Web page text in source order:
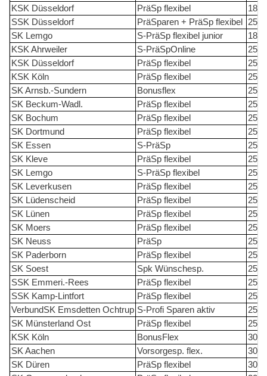
KSK Düsseldorf
PräSp flexibel
18
SSK Düsseldorf
PräSparen + PräSp flexibel 25
SK Lemgo
S-PräSp flexibel junior
18
KSK Ahrweiler
S-PräSpOnline
25
KSK Düsseldorf
PräSp flexibel
25
KSK Köln
PräSp flexibel
25
SK Arnsb.-Sundern
Bonusflex
25
SK Beckum-Wadl.
PräSp flexibel
25
SK Bochum
PräSp flexibel
25
SK Dortmund
PräSp flexibel
25
SK Essen
S-PräSp
25
SK Kleve
PräSp flexibel
25
SK Lemgo
S-PräSp flexibel
25
SK Leverkusen
PräSp flexibel
25
SK Lüdenscheid
PräSp flexibel
25
SK Lünen
PräSp flexibel
25
SK Moers
PräSp flexibel
25
SK Neuss
PräSp
25
SK Paderborn
PräSp flexibel
25
SK Soest
Spk Wünschesp.
25
SSK Emmeri.-Rees
PräSp flexibel
25
SSK Kamp-Lintfort
PräSp flexibel
25
VerbundSK Emsdetten Ochtrup S-Profi Sparen aktiv
25
SK Münsterland Ost
PräSp flexibel
25/
KSK Köln
BonusFlex
30
SK Aachen
Vorsorgesp. flex.
30
SK Düren
PräSp flexibel
30